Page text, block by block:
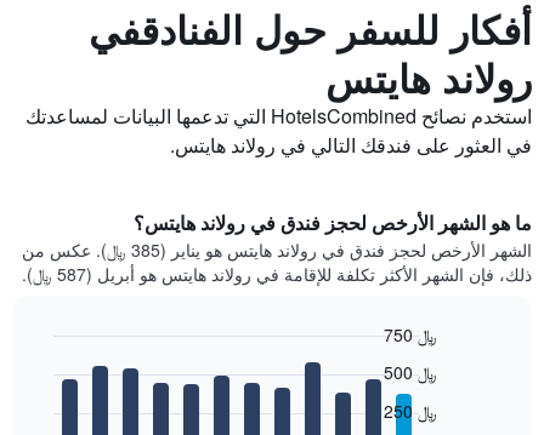
أفكار للسفر حول الفنادقفي
رولاند هايتس
استخدم نصائح HotelsCombined التي تدعمها البيانات لمساعدتك
في العثور على فندقك التالي في رولاند هايتس.
ما هو الشهر الأرخص لحجز فندق في رولاند هايتس؟
الشهر الأرخص لحجز فندق في رولاند هايتس هو يناير (385 ﷼). عكس من
ذلك، فإن الشهر الأكثر تكلفة للإقامة في رولاند هايتس هو أبريل (587 ﷼).
250 ﷼
500 ﷼
750 ﷼